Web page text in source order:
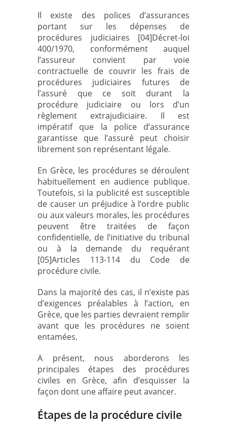
Il existe des polices d’assurances
portant sur les dépenses de
procédures judiciaires [04]Décret-loi
400/1970, conformément auquel
l’assureur convient par voie
contractuelle de couvrir les frais de
procédures judiciaires futures de
l’assuré que ce soit durant la
procédure judiciaire ou lors d’un
règlement extrajudiciaire. Il est
impératif que la police d’assurance
garantisse que l’assuré peut choisir
librement son représentant légale.
En Grèce, les procédures se déroulent
habituellement en audience publique.
Toutefois, si la publicité est susceptible
de causer un préjudice à l’ordre public
ou aux valeurs morales, les procédures
peuvent être traitées de façon
confidentielle, de l’initiative du tribunal
ou à la demande du requérant
[05]Articles 113-114 du Code de
procédure civile.
Dans la majorité des cas, il n’existe pas
d’exigences préalables à l’action, en
Grèce, que les parties devraient remplir
avant que les procédures ne soient
entamées.
A présent, nous aborderons les
principales étapes des procédures
civiles en Grèce, afin d’esquisser la
façon dont une affaire peut avancer.
Étapes de la procédure civile